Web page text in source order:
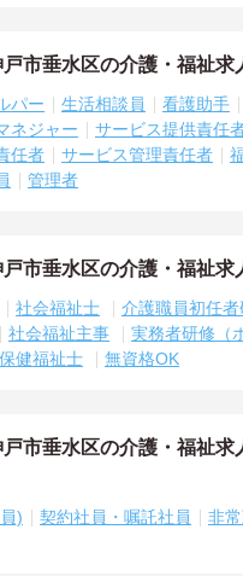
市垂水区の介護・福祉求
パー 生活相談員 看護助手
ネジャー
サービス提供責任
任者
サービス管理責任者
管理者
市垂水区の介護・福祉求
社会福祉士
介護職員初任
社会福祉主事
実務者研修（
健福祉士 無資格OK
市垂水区の介護・福祉求
) 契約社員・嘱託社員
非